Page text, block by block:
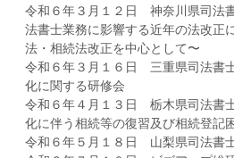
令和６年３月１２日 神奈川県司法
法書士業務に影響する近年の法改正
法・相続法改正を中心として〜
令和６年３月１６日 三重県司法書
化に関する研修会
令和６年４月１３日 栃木県司法書
化に伴う相続等の復習及び相続登記
令和６年５月１８日 山梨県司法書